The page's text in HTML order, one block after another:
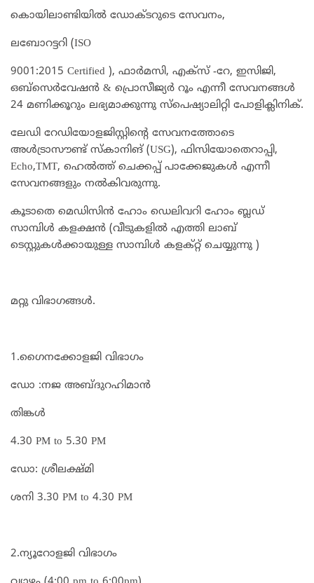
കൊയിലാണ്ടിയില്‍ ഡോക്ടറുടെ സേവനം,
ലബോറട്ടറി (ISO
9001:2015 Certified ), ഫാര്‍മസി, എക്‌സ് -റേ, ഇസിജി,
ഒബ്‌സെര്‍വേഷന്‍ & പ്രൊസീജ്യര്‍ റൂം എന്നീ സേവനങ്ങള്‍
24 മണിക്കൂറും ലഭ്യമാക്കുന്നു സ്‌പെഷ്യാലിറ്റി പോളിക്ലിനിക്.
ലേഡി റേഡിയോളജിസ്റ്റിന്റെ സേവനത്തോടെ
അള്‍ട്രാസൗണ്ട് സ്‌കാനിങ് (USG), ഫിസിയോതെറാപ്പി,
Echo,TMT, ഹെല്‍ത്ത് ചെക്കപ്പ് പാക്കേജുകള്‍ എന്നീ
സേവനങ്ങളും നല്‍കിവരുന്നു.
കൂടാതെ മെഡിസിൻ ഹോം ഡെലിവറി ഹോം ബ്ലഡ്‌
സാമ്പിൾ കളക്ഷൻ (വീടുകളിൽ എത്തി ലാബ്
ടെസ്റ്റുകൾക്കായുള്ള സാമ്പിൾ കളക്റ്റ് ചെയ്യുന്നു )
മറ്റു വിഭാഗങ്ങൾ.
1.ഗൈനക്കോളജി വിഭാഗം
ഡോ :നജ അബ്ദുറഹിമാൻ
തിങ്കൾ
4.30 PM to 5.30 PM
ഡോ: ശ്രീലക്ഷ്മി
ശനി 3.30 PM to 4.30 PM
2.ന്യൂറോളജി വിഭാഗം